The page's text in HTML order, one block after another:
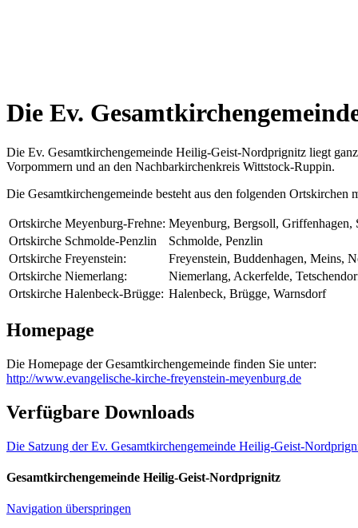
Die Ev.
Die Ev. Gesamtkirchengemeinde Heilig-Geist-Nordprignitz liegt
Vorpommern und an den Nachbarkirchenkreis Wittstock-Ruppin.
Die Gesamtkirchengemeinde besteht aus den folgenden Ortskirchen
Ortskirche Meyenburg-Frehne: Meyenburg, Bergsoll, Griffenhagen,
Ortskirche Schmolde-Penzlin
Schmolde, Penzlin
Ortskirche Freyenstein:
Freyenstein, Buddenhagen, Meins,
Ortskirche Niemerlang:
Niemerlang, Ackerfelde,
Ortskirche Halenbeck-Brügge: Halenbeck, Brügge, Warnsdorf
Homepage
Die Homepage der Gesamtkirchengemeinde finden Sie unter:
http://www.evangelische-kirche-freyenstein-meyenburg.de
Verfügbare Downloads
Die Satzung der Ev. Gesamtkirchengemeinde Heilig-Geist-
Gesamtkirchengemeinde Heilig-Geist-Nordprignitz
Navigation überspringen